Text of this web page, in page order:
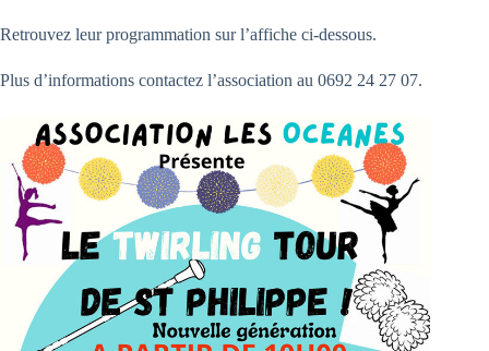
Retrouvez leur programmation sur l’affiche ci-dessous.
Plus d’informations contactez l’association au 0692 24 27 07.